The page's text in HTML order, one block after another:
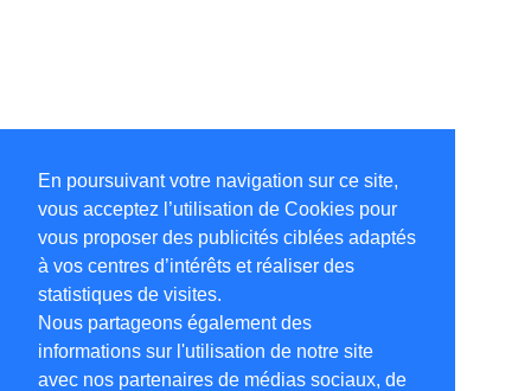
En poursuivant votre navigation sur ce site,
vous acceptez l’utilisation de Cookies pour
vous proposer des publicités ciblées adaptés
à vos centres d’intérêts et réaliser des
statistiques de visites.
Nous partageons également des
informations sur l'utilisation de notre site
avec nos partenaires de médias sociaux, de